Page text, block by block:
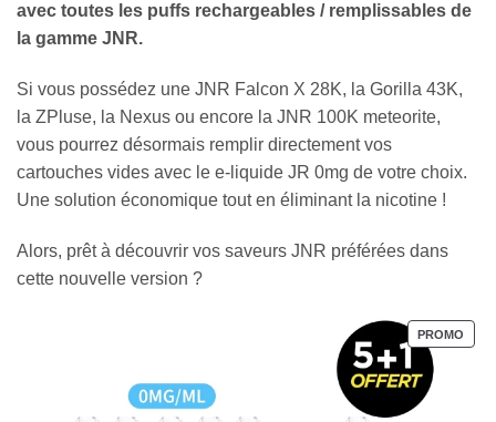
avec toutes les puffs rechargeables / remplissables de
la gamme JNR.
Si vous possédez une JNR Falcon X 28K, la Gorilla 43K,
la ZPluse, la Nexus ou encore la JNR 100K meteorite,
vous pourrez désormais remplir directement vos
cartouches vides avec le e-liquide JR 0mg de votre choix.
Une solution économique tout en éliminant la nicotine !
Alors, prêt à découvrir vos saveurs JNR préférées dans
cette nouvelle version ?
PROMO